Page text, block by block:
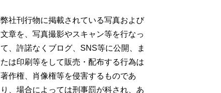
弊社刊行物に掲載されている写真および
文章を、写真撮影やスキャン等を行なっ
て、許諾なくブログ、SNS等に公開、ま
たは印刷等をして販売・配布する行為は
著作権、肖像権等を侵害するものであ
り、場合によっては刑事罰が科され、あ